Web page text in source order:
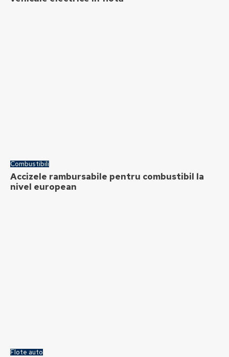
Combustibili
Accizele rambursabile pentru combustibil la
nivel european
Flote auto